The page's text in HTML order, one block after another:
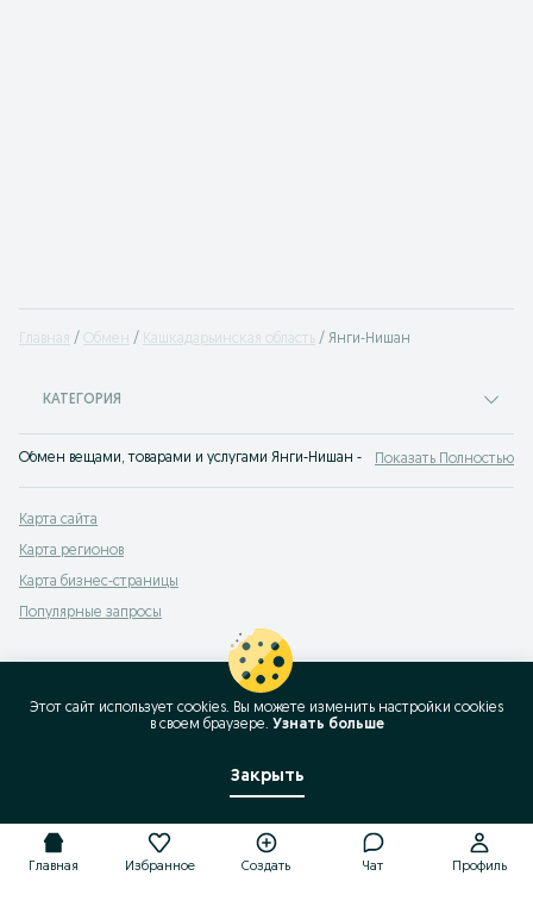
Главная Обмен Кашкадарьинская область Янги-Нишан
КАТЕГОРИЯ
Обмен вещами, товарами и услугами Янги-Нишан - сайт бесплатных
Показать Полностью
Карта сайта
Карта регионов
Карта бизнес-страницы
Популярные запросы
Главная Избранное Создать Чат Профиль
Этот сайт использует cookies. Вы можете изменить настройки cookies
в своeм браузере. Узнать больше
Закрыть